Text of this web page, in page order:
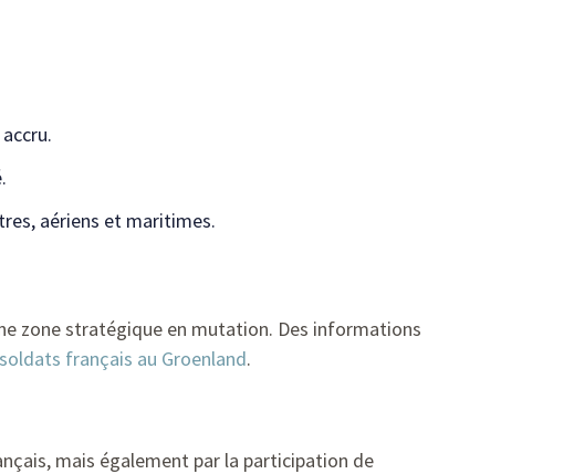
accru.
aériens et maritimes.
zone stratégique en mutation. Des informations
soldats français au Groenland.
mais également par la participation de